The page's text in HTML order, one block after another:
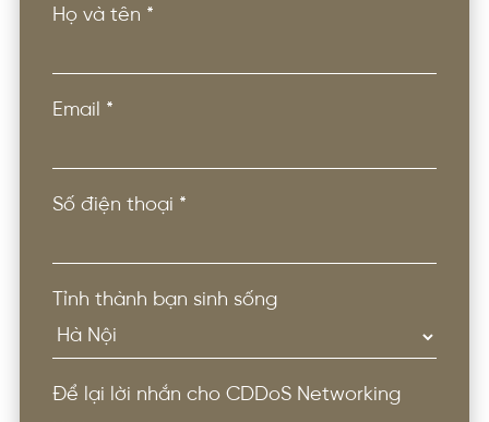
Họ và tên *
Email *
Số điện thoại *
Tỉnh thành bạn sinh sống
Để lại lời nhắn cho CDDoS Networking